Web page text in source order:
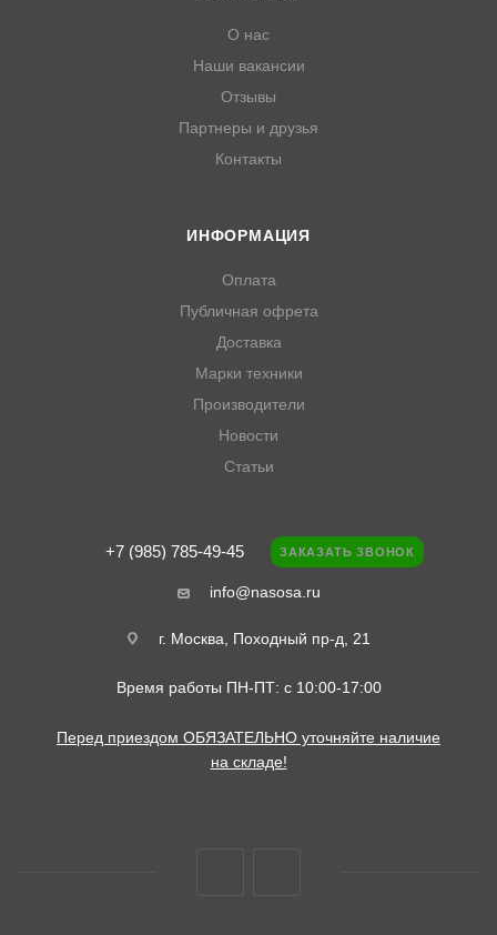
О нас
Наши вакансии
Отзывы
Партнеры и друзья
Контакты
ИНФОРМАЦИЯ
Оплата
Публичная офрета
Доставка
Марки техники
Производители
Новости
Статьи
+7 (985) 785-49-45 ЗАКАЗАТЬ ЗВОНОК
info@nasosa.ru
г. Москва, Походный пр-д, 21
Время работы ПН-ПТ: с 10:00-17:00
Перед приездом ОБЯЗАТЕЛЬНО уточняйте наличие
на складе!